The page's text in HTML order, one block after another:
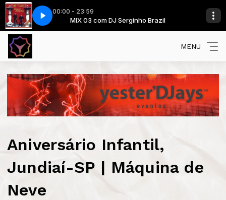
00:00 - 23:59
MIX 03 com DJ Serginho Brazil
The Twins - Ballet Dancer
MENU
Aniversário Infantil,
Jundiaí-SP | Máquina de
Neve